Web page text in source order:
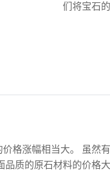
们将宝石
格涨幅相当大。 虽然
质的原石材料的价格大